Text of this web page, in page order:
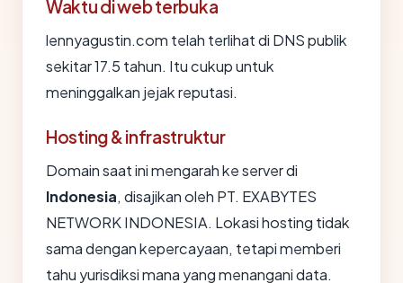
Waktu di web terbuka
lennyagustin.com telah terlihat di DNS publik
sekitar 17.5 tahun. Itu cukup untuk
meninggalkan jejak reputasi.
Hosting & infrastruktur
Domain saat ini mengarah ke server di
Indonesia, disajikan oleh PT. EXABYTES
NETWORK INDONESIA. Lokasi hosting tidak
sama dengan kepercayaan, tetapi memberi
tahu yurisdiksi mana yang menangani data.